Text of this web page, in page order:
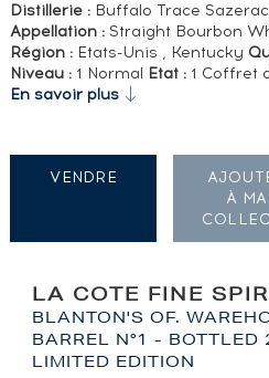
Distillerie :Buffalo Trace
Appellation :Straight Bourbon
Région : Etats-Unis , Kentucky
Niveau :1 Normal Etat :1 Coffret
En savoir plus
LA COTE FINE
BLANTON'S OF.
BARREL N°1 - BOTTLED
LIMITED EDITION
VENDRE
À MA